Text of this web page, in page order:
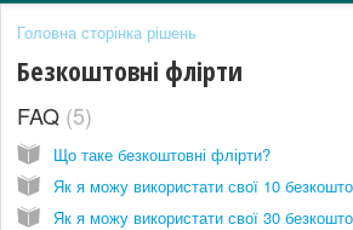
Головна сторінка рішень
Безкоштовні флірти
FAQ 5
Що таке безкоштовні флірти?
Як я можу використати свої 10
Як я можу використати свої 30